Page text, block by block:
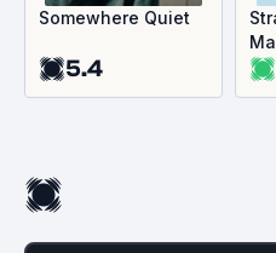
Somewhere Quiet
5.4